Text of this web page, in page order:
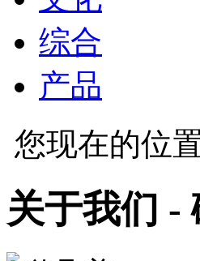
综合
产品
您现在的位
关于我们 -